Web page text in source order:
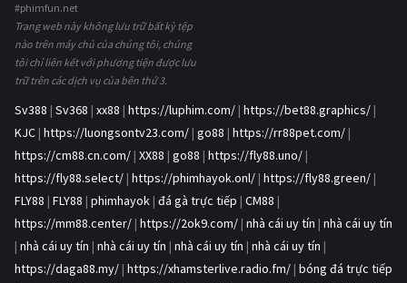
#phimfun.net
Trang web này không lưu trữ bất kỳ tệp
nào trên máy chủ của chúng tôi, chúng
tôi chỉ liên kết với phương tiện được lưu
trữ trên các dịch vụ của bên thứ 3.
Sv388 | Sv368 | xx88 | https://luphim.com/ | https://bet88.graphics/ |
KJC | https://luongsontv23.com/ | go88 | https://rr88pet.com/ |
https://cm88.cn.com/ | XX88 | go88 | https://fly88.uno/ |
https://fly88.select/ | https://phimhayok.onl/ | https://fly88.green/ |
FLY88 | FLY88 | phimhayok | đá gà trực tiếp | CM88 |
https://mm88.center/ | https://2ok9.com/ | nhà cái uy tín | nhà cái uy tín
| nhà cái uy tín | nhà cái uy tín | nhà cái uy tín | nhà cái uy tín |
https://daga88.my/ | https://xhamsterlive.radio.fm/ | bóng đá trực tiếp